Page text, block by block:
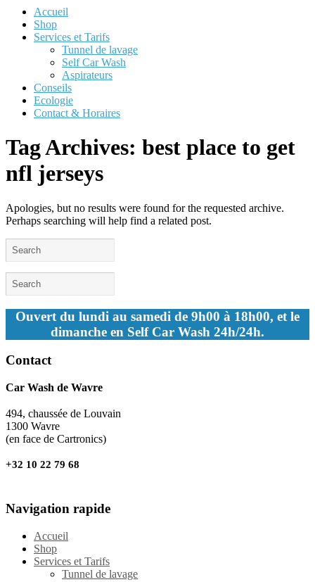
Accueil
Shop
Services et Tarifs
Tunnel de lavage
Self Car Wash
Aspirateurs
Conseils
Ecologie
Contact & Horaires
Tag Archives: best place to get
nfl jerseys
Apologies, but no results were found for the requested archive.
Perhaps searching will help find a related post.
Ouvert du lundi au samedi de 9h00 à 18h00, et le
dimanche en Self Car Wash 24h/24h.
Contact
Car Wash de Wavre
494, chaussée de Louvain
1300 Wavre
(en face de Cartronics)
+32 10 22 79 68
Navigation rapide
Accueil
Shop
Services et Tarifs
Tunnel de lavage